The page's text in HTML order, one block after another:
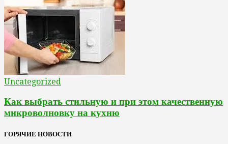
Uncategorized
Как выбрать стильную и при этом качественную
микроволновку на кухню
ГОРЯЧИЕ НОВОСТИ